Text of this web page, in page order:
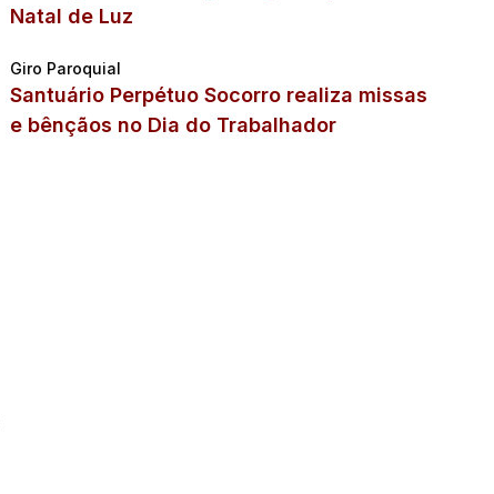
Natal de Luz
Giro Paroquial
Santuário Perpétuo Socorro realiza missas
e bênçãos no Dia do Trabalhador